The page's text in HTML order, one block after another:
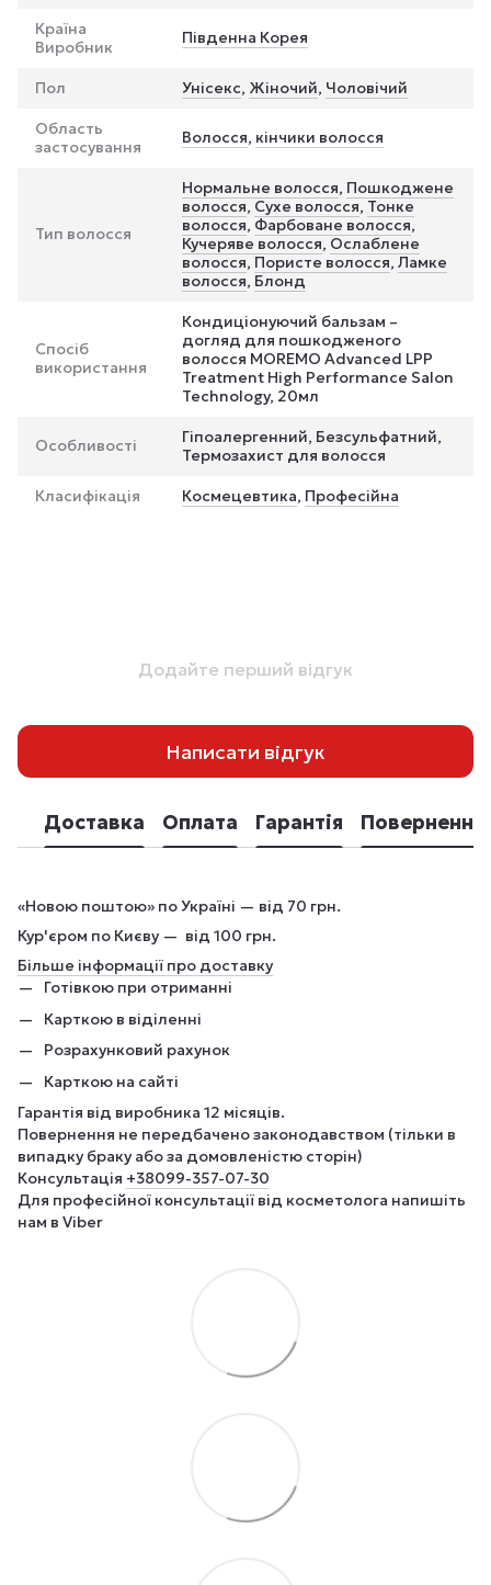
Країна
Виробник
Південна Корея
Пол Унісекс, Жіночий, Чоловічий
Область
застосування
Волосся, кінчики волосся
Тип волосся
Нормальне волосся, Пошкоджене
волосся, Сухе волосся, Тонке
волосся, Фарбоване волосся,
Кучеряве волосся, Ослаблене
волосся, Пористе волосся, Ламке
волосся, Блонд
Спосіб
використання
Кондиціонуючий бальзам –
догляд для пошкодженого
волосся MOREMO Advanced LPP
Treatment High Performance Salon
Technology, 20мл
Особливості
Гіпоалергенний, Безсульфатний,
Термозахист для волосся
Класифікація Космецевтика, Професійна
Додайте перший відгук
Написати відгук
Доставка Оплата Гарантія Повернення
«Новою поштою» по Україні — від 70 грн.
Кур'єром по Києву — від 100 грн.
Більше інформації про доставку
Готівкою при отриманні
Карткою в віділенні
Розрахунковий рахунок
Карткою на сайті
Гарантія від виробника 12 місяців.
Повернення не передбачено законодавством (тільки в
випадку браку або за домовленістю сторін)
Консультація +38099-357-07-30
Для професійної консультації від косметолога напишіть
нам в Viber